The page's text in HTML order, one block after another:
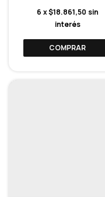
6 x$18.861,50 sin
interés
COMPRAR